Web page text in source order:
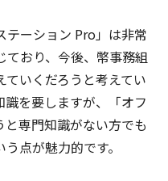
テーション Pro」は非常
ており、今後、幣事務組
いくだろうと考えてい
を要しますが、「オフ
専門知識がない方でも
点が魅力的です。